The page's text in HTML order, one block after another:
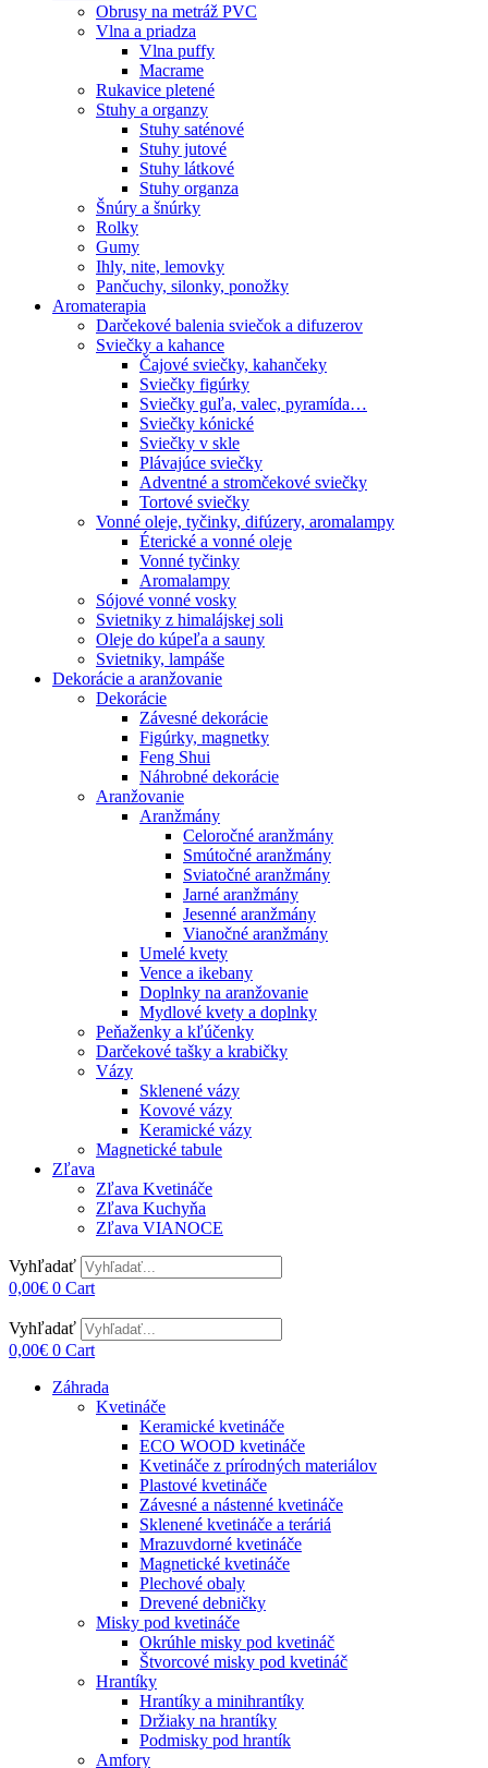
Obrusy na metráž PVC
Vlna a priadza
Vlna puffy
Macrame
Rukavice pletené
Stuhy a organzy
Stuhy saténové
Stuhy jutové
Stuhy látkové
Stuhy organza
Šnúry a šnúrky
Rolky
Gumy
Ihly, nite, lemovky
Pančuchy, silonky, ponožky
Aromaterapia
Darčekové balenia sviečok a difuzerov
Sviečky a kahance
Čajové sviečky, kahančeky
Sviečky figúrky
Sviečky guľa, valec, pyramída…
Sviečky kónické
Sviečky v skle
Plávajúce sviečky
Adventné a stromčekové sviečky
Tortové sviečky
Vonné oleje, tyčinky, difúzery, aromalampy
Éterické a vonné oleje
Vonné tyčinky
Aromalampy
Sójové vonné vosky
Svietniky z himalájskej soli
Oleje do kúpeľa a sauny
Svietniky, lampáše
Dekorácie a aranžovanie
Dekorácie
Závesné dekorácie
Figúrky, magnetky
Feng Shui
Náhrobné dekorácie
Aranžovanie
Aranžmány
Celoročné aranžmány
Smútočné aranžmány
Sviatočné aranžmány
Jarné aranžmány
Jesenné aranžmány
Vianočné aranžmány
Umelé kvety
Vence a ikebany
Doplnky na aranžovanie
Mydlové kvety a doplnky
Peňaženky a kľúčenky
Darčekové tašky a krabičky
Vázy
Sklenené vázy
Kovové vázy
Keramické vázy
Magnetické tabule
Zľava
Zľava Kvetináče
Zľava Kuchyňa
Zľava VIANOCE
Vyhľadať
0,00€ 0 Cart
Vyhľadať
0,00€ 0 Cart
Záhrada
Kvetináče
Keramické kvetináče
ECO WOOD kvetináče
Kvetináče z prírodných materiálov
Plastové kvetináče
Závesné a nástenné kvetináče
Sklenené kvetináče a teráriá
Mrazuvdorné kvetináče
Magnetické kvetináče
Plechové obaly
Drevené debničky
Misky pod kvetináče
Okrúhle misky pod kvetináč
Štvorcové misky pod kvetináč
Hrantíky
Hrantíky a minihrantíky
Držiaky na hrantíky
Podmisky pod hrantík
Amfory